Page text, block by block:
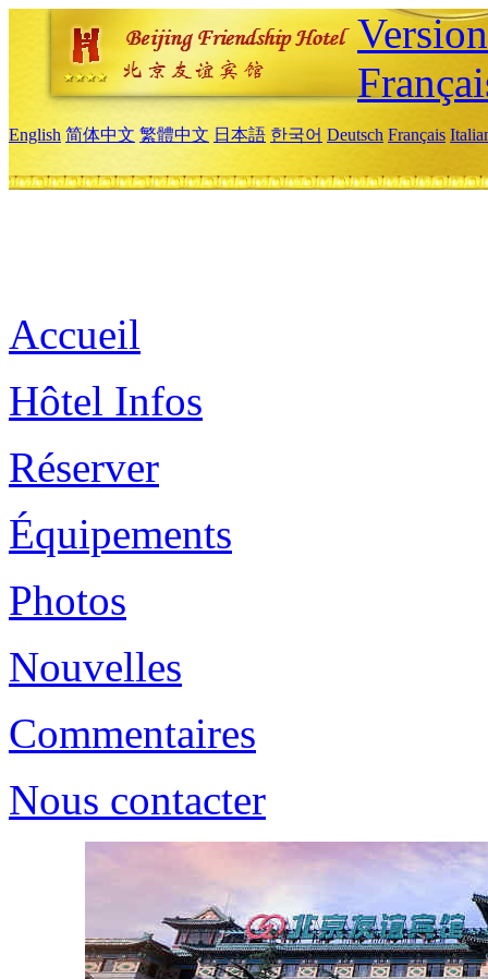
English 简体中文 繁體中文 日本語 한국어 Deutsch Français
Accueil
Hôtel Infos
Réserver
Équipements
Photos
Nouvelles
Commentaires
Nous contacter